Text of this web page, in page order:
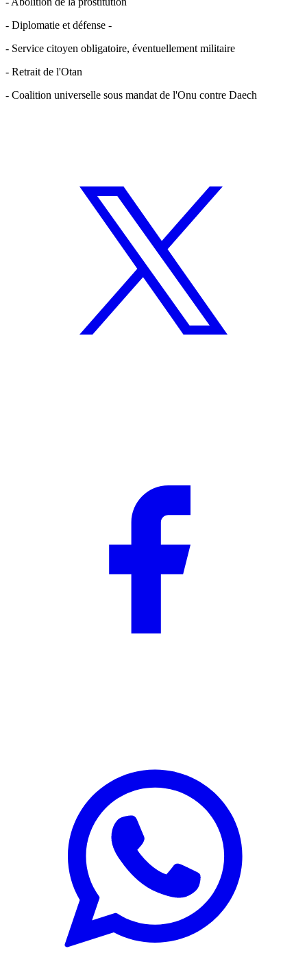
- Diplomatie et défense -
- Service citoyen obligatoire, éventuellement militaire
- Retrait de l'Otan
- Coalition universelle sous mandat de l'Onu contre Daech